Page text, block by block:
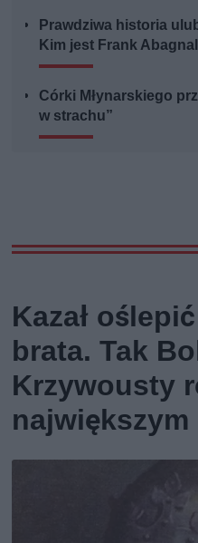
Prawdziwa historia
Kim jest Frank
Córki Młynarskiego
w strachu”
Kazał
brata. Tak
Krzywousty
największym